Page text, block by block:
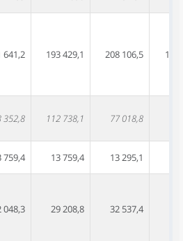
641,2 193 429,1 208 106,5 190
352,8 112 738,1 77 018,8
759,4 13 759,4 13 295,1
048,3 29 208,8 32 537,4